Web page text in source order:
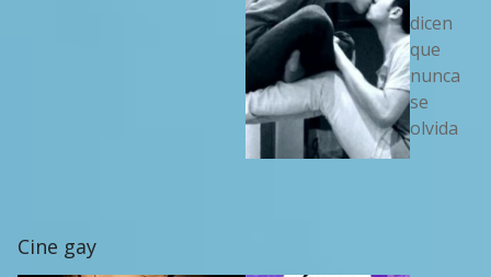
dicen
que
nunca
se
olvida
Cine gay